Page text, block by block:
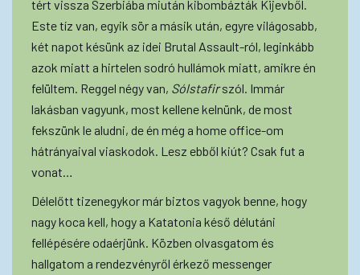
tért vissza Szerbiába miután kibombázták Kijevből.
Este tíz van, egyik sör a másik után, egyre világosabb,
két napot késünk az idei Brutal Assault-ról, leginkább
azok miatt a hirtelen sodró hullámok miatt, amikre én
felültem. Reggel négy van, Sólstafirszól. Immár
lakásban vagyunk, most kellene kelnünk, de most
fekszünk le aludni, de én még a home office-om
hátrányaival viaskodok. Lesz ebből kiút? Csak fut a
vonat…
Délelőtt tizenegykor már biztos vagyok benne, hogy
nagy koca kell, hogy a Katatonia késő délutáni
fellépésére odaérjünk. Közben olvasgatom és
hallgatom a rendezvényről érkező messenger